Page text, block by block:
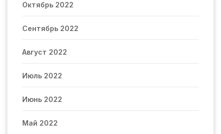
Октябрь 2022
Сентябрь 2022
Август 2022
Июль 2022
Июнь 2022
Май 2022